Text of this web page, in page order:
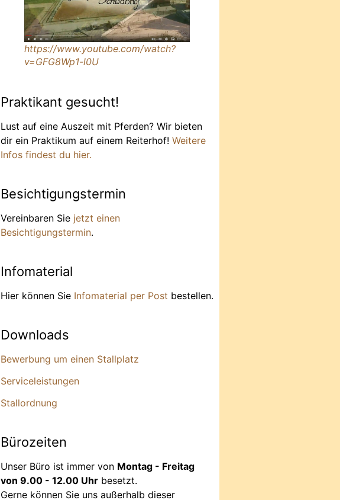
https://www.youtube.com/watch?
v=GFG8Wp1-l0U
Praktikant gesucht!
Lust auf eine Auszeit mit Pferden? Wir bieten
dir ein Praktikum auf einem Reiterhof! Weitere
Infos findest du hier.
Besichtigungstermin
Vereinbaren Sie jetzt einen
Besichtigungstermin.
Infomaterial
Hier können Sie Infomaterial per Post bestellen.
Downloads
Bewerbung um einen Stallplatz
Serviceleistungen
Stallordnung
Bürozeiten
Unser Büro ist immer von Montag - Freitag
von 9.00 - 12.00 Uhrbesetzt.
Gerne können Sie uns außerhalb dieser